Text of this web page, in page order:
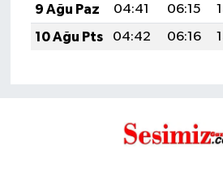
9 Ağu Paz
04:41 06:15
10 Ağu Pts
04:42 06:16